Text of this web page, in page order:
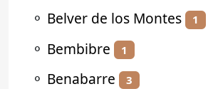
⚬ Belver de los Montes 1
⚬ Bembibre 1
⚬ Benabarre 3